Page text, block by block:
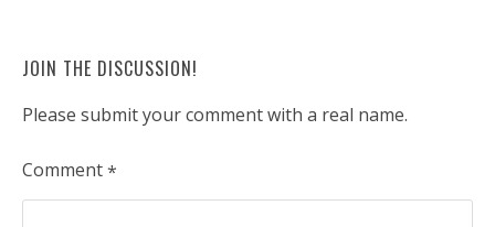
JOIN THE DISCUSSION!
Please submit your comment with a real name.
Comment*